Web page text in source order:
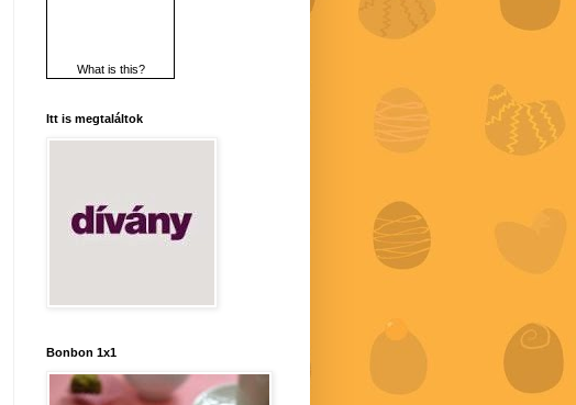
What is this?
Itt is megtaláltok
Bonbon 1x1